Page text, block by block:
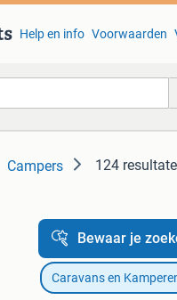
Help en info Voorwaarden
Campers 124
Bewaar je
Caravans en